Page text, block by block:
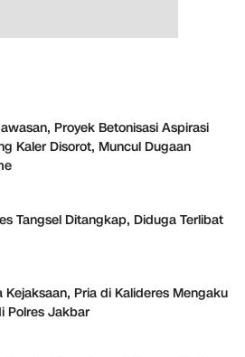
Proyek Betonisasi Aspirasi
Kaler Disorot, Muncul Dugaan
Tangsel Ditangkap, Diduga Terlibat
Pria di Kalideres Mengaku
Polres Jakbar